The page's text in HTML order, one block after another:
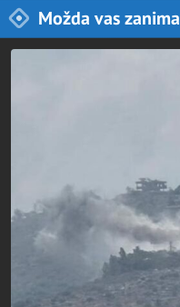
Možda vas zanima